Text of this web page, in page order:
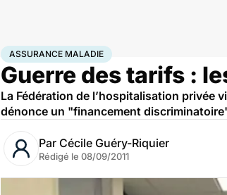
AccueilSantéSociété Économie
ASSURANCE MALADIE
Guerre des tarifs :
La Fédération de l’hospitalisation privée
dénonce un "financement
Par Cécile Guéry-Riquier
Rédigé le 08/09/2011